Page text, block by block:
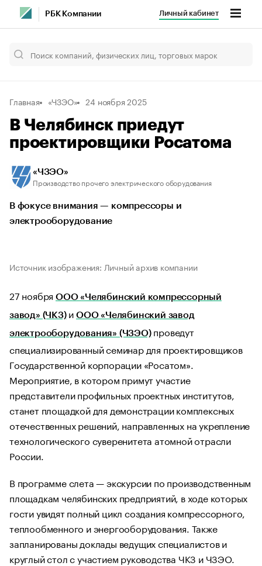
РБК Компании Личный кабинет
Главная «ЧЗЭО» 24 ноября 2025
В Челябинск приедут
проектировщики Росатома
«ЧЗЭО»
Производство прочего электрического оборудования
В фокусе внимания — компрессоры и
электрооборудование
Источник изображения: Личный архив компании
27 ноября ООО «Челябинский компрессорный
завод» (ЧКЗ)иООО «Челябинский завод
электрооборудования» (ЧЗЭО)проведут
специализированный семинар для проектировщиков
Государственной корпорации «Росатом».
Мероприятие, в котором примут участие
представители профильных проектных институтов,
станет площадкой для демонстрации комплексных
отечественных решений, направленных на укрепление
технологического суверенитета атомной отрасли
России.
В программе слета — экскурсии по производственным
площадкам челябинских предприятий, в ходе которых
гости увидят полный цикл создания компрессорного,
теплообменного и энергооборудования. Также
запланированы доклады ведущих специалистов и
круглый стол с участием руководства ЧКЗ и ЧЗЭО.